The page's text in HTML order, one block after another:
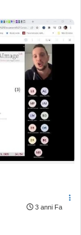
3 anni Fa